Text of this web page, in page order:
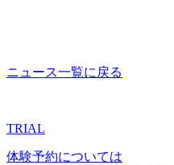
ニュース一覧に戻る
TRIAL
体験予約については